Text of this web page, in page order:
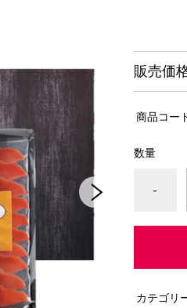
販売価
商品コー
数量
-
カテゴリ